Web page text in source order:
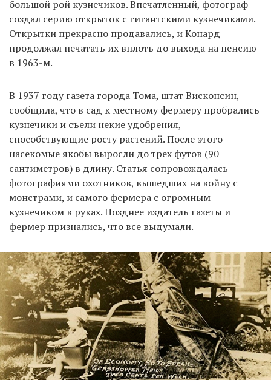
большой рой кузнечиков. Впечатленный, фотограф
создал серию открыток с гигантскими кузнечиками.
Открытки прекрасно продавались, и Конард
продолжал печатать их вплоть до выхода на пенсию
в 1963-м.
В 1937 году газета города Тома, штат Висконсин,
сообщила, что в сад к местному фермеру пробрались
кузнечики и съели некие удобрения,
способствующие росту растений. После этого
насекомые якобы выросли до трех футов (90
сантиметров) в длину. Статья сопровождалась
фотографиями охотников, вышедших на войну с
монстрами, и самого фермера с огромным
кузнечиком в руках. Позднее издатель газеты и
фермер признались, что все выдумали.